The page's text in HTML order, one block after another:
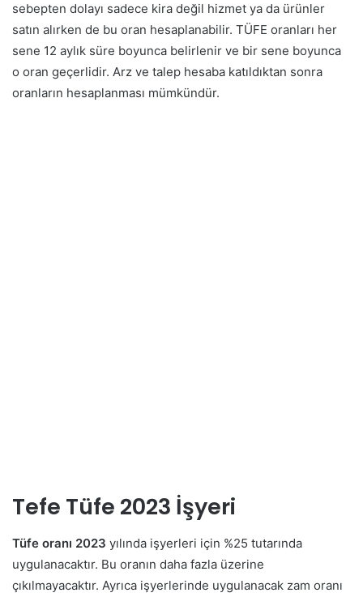
sebepten dolayı sadece kira değil hizmet ya da ürünler
satın alırken de bu oran hesaplanabilir. TÜFE oranları her
sene 12 aylık süre boyunca belirlenir ve bir sene boyunca
o oran geçerlidir. Arz ve talep hesaba katıldıktan sonra
oranların hesaplanması mümkündür.
Tefe Tüfe 2023 İşyeri
Tüfe oranı 2023 yılında işyerleri için %25 tutarında
uygulanacaktır. Bu oranın daha fazla üzerine
çıkılmayacaktır. Ayrıca işyerlerinde uygulanacak zam oranı